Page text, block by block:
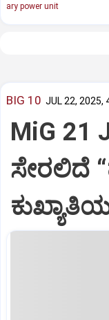
ary power unit
BIG 10 JUL 22, 2025,
MiG 21
ಸೇರಲಿದೆ